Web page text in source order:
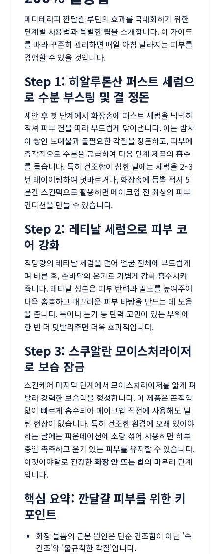
메디테라피 깐달걀 루틴의 효과를 극대화하기 위한
단계별 사용법과 특별한 팁을 소개합니다. 이 가이드
를 따라 꾸준히 관리하면 매일 아침 달라지는 피부를
경험할 수 있을 것입니다.
Step 1: 히알루론산 퍼스트 세럼으
로 수분 부스팅 및 결 정돈
세안 후 첫 단계에서 화장솜에 퍼스트 세럼을 넉넉히
적셔 피부 결을 따라 부드럽게 닦아냅니다. 이는 밤사
이 쌓인 노폐물과 불필요한 각질을 정돈하고, 피부에
즉각적으로 수분을 공급하여 다음 단계 제품의 흡수
를 돕습니다. 특히 건조함이 심한 날에는 세럼을 2~3
번 레이어링하여 덧바르거나, 화장솜에 듬뿍 적셔 5
분간 스킨팩으로 활용하면 메이크업 전 최상의 피부
컨디션을 만들 수 있습니다.
Step 2: 레티날 세럼으로 피부 코
어 강화
적당량의 레티날 세럼을 덜어 얼굴 전체에 부드럽게
펴 바른 후, 손바닥의 온기로 가볍게 감싸 흡수시켜
줍니다. 레티날 성분은 피부 탄력과 밀도를 높여주어
더욱 촘촘하고 매끄러운 피부 바탕을 만드는 데 도움
을 줍니다. 목이나 눈가 등 탄력 고민이 있는 부위에
한 번 더 덧발라주면 더욱 효과적입니다.
Step 3: 스쿠알란 모이스처라이저
로 보습 잠금
스킨케어 마지막 단계에서 모이스처라이저를 얇게 펴
발라 강력한 보습막을 형성합니다. 이 제품은 끈적임
없이 빠르게 흡수되어 메이크업 직전에 사용해도 밀
림 현상이 없습니다. 특히 건조한 환경에 오래 있어야
하는 날에는 파운데이션에 소량 섞어 사용하면 하루
종일 촉촉하고 윤기 있는 피부를 유지할 수 있습니다.
이것이야말로 진정한화장 안 뜨는 법의 마무리 단계
입니다.
핵심 요약: 깐달걀 피부를 위한 키
포인트
화장 들뜸의 근본 원인은 단순 건조함이 아닌 '속
건조'와 '불규칙한 각질'입니다.